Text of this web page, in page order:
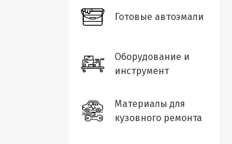
Готовые автоэмали
Оборудование и
инструмент
Материалы для
кузовного ремонта